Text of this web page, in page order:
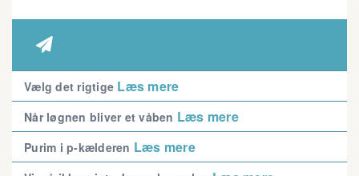

Vælg det rigtige Læs mere
Når løgnen bliver et våben Læs mere
Purim i p-kælderen Læs mere